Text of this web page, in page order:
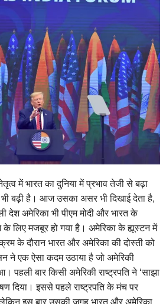
में भारत का दुनिया में प्रभाव तेजी से बढ़ा
बढ़ी है। आज उसका असर भी दिखाई देता है,
देश अमेरिका भी पीएम मोदी और भारत के
के लिए मजबूर हो गया है। अमेरिका के ह्यूस्टन में
के दौरान भारत और अमेरिका की दोस्ती को
ने एक ऐसा कदम उठाया है जो अमेरिकी
पहली बार किसी अमेरिकी राष्ट्रपति ने ‘साझा
दिया। इससे पहले राष्ट्रपति के मंच पर